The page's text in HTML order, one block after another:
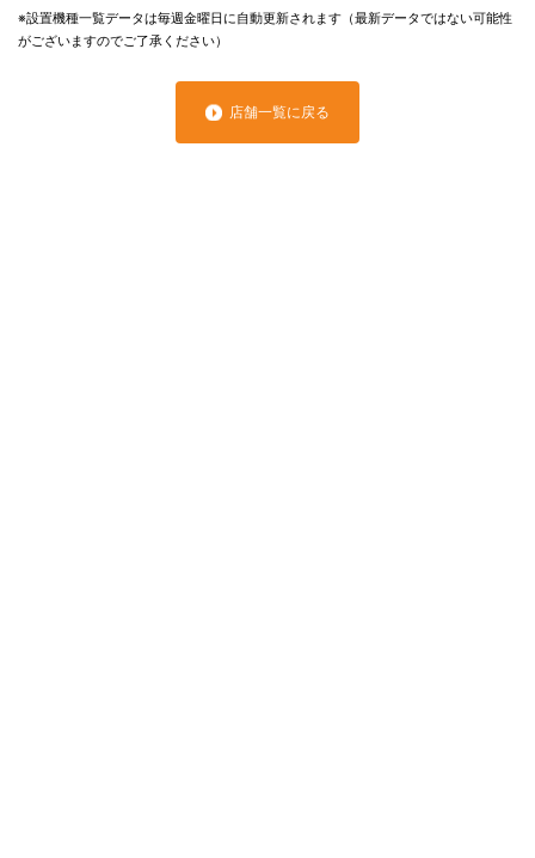
※設置機種一覧データは毎週金曜日に自動更新されます（最新データではない可能性
がございますのでご了承ください）
店舗一覧に戻る